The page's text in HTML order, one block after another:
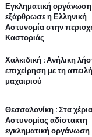
Εγκληματική οργάνωση
εξάρθρωσε η Ελληνική
Αστυνομία στην
Καστοριάς
Χαλκιδική : Ανήλικη
επιχείρηση με τη απειλή
μαχαιριού
Θεσσαλονίκη : Στα
Αστυνομίας αδίστακτη
εγκληματική οργάνωση